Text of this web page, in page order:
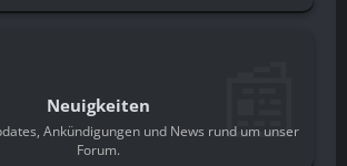
Neuigkeiten
Ankündigungen und News rund um unser
Forum.
📰